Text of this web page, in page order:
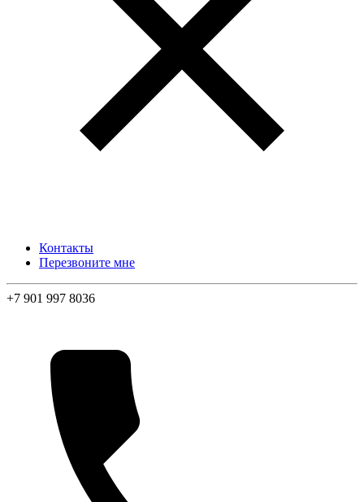
Контакты
Перезвоните мне
+7 901 997 8036